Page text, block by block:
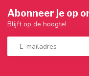
Abonneer je op
Blijft op de hoogte!